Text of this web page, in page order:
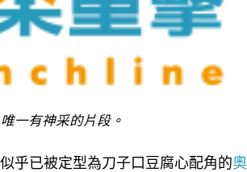
一有神采的片段。
似乎已被定型為刀子口豆腐心配角的奧